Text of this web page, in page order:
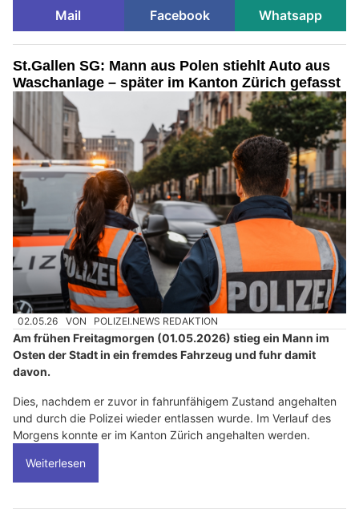
Mail
Facebook Whatsapp
St.Gallen SG: Mann aus Polen stiehlt Auto aus
Waschanlage – später im Kanton Zürich gefasst
02.05.26 VON POLIZEI.NEWS REDAKTION
Am frühen Freitagmorgen (01.05.2026) stieg ein Mann im
Osten der Stadt in ein fremdes Fahrzeug und fuhr damit
davon.
Dies, nachdem er zuvor in fahrunfähigem Zustand angehalten
und durch die Polizei wieder entlassen wurde. Im Verlauf des
Morgens konnte er im Kanton Zürich angehalten werden.
Weiterlesen